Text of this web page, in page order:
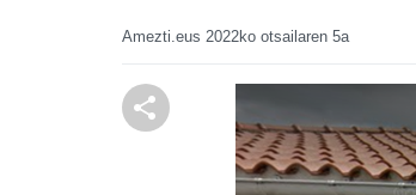
Amezti.eus 2022ko otsailaren 5a